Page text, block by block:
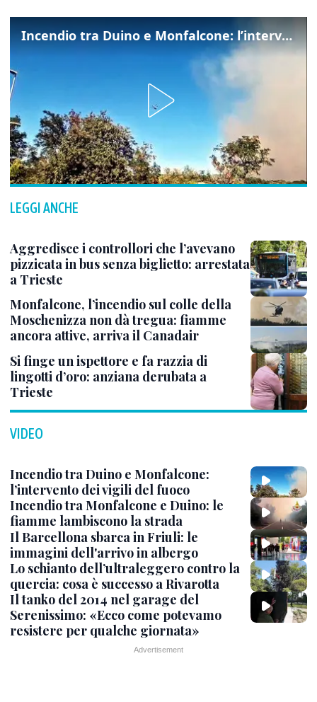
Incendio tra Duino e Monfalcone: l’intervento dei vigili del fuoco
LEGGI ANCHE
Aggredisce i controllori che l’avevano
pizzicata in bus senza biglietto: arrestata
a Trieste
Monfalcone, l’incendio sul colle della
Moschenizza non dà tregua: fiamme
ancora attive, arriva il Canadair
Si finge un ispettore e fa razzia di
lingotti d’oro: anziana derubata a
Trieste
VIDEO
Incendio tra Duino e Monfalcone:
l’intervento dei vigili del fuoco
Incendio tra Monfalcone e Duino: le
fiamme lambiscono la strada
Il Barcellona sbarca in Friuli: le
immagini dell'arrivo in albergo
Lo schianto dell’ultraleggero contro la
quercia: cosa è successo a Rivarotta
Il tanko del 2014 nel garage del
Serenissimo: «Ecco come potevamo
resistere per qualche giornata»